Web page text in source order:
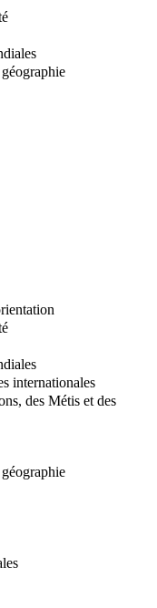
internationales
des Métis et des